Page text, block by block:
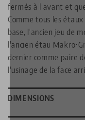
fermés à l'avant et
Comme tous les
base, l'ancien jeu de
l'ancien étau
dernier comme paire
l'usinage de la face
DIMENSIONS